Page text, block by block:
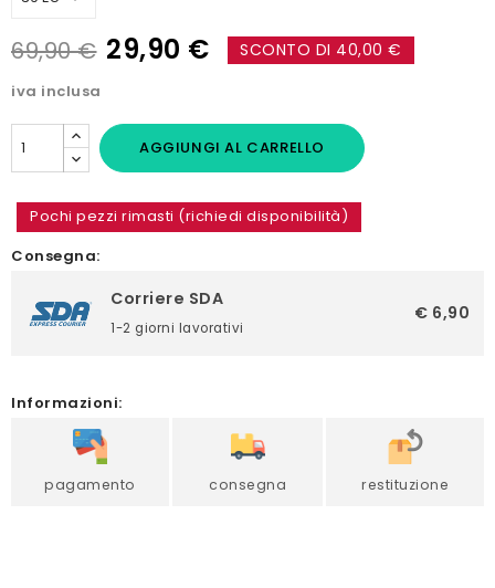
69,90 € 29,90 € SCONTO DI 40,00 €
iva inclusa
AGGIUNGI AL CARRELLO
Pochi pezzi rimasti (richiedi disponibilità)
Consegna:
Corriere SDA
1-2 giorni lavorativi
€ 6,90
Informazioni:
pagamento consegna restituzione